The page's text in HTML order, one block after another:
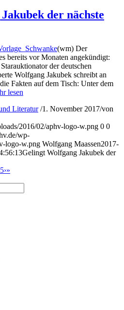
der nächste
(wm) Der
bereits vor Monaten angekündigt:
der deutschen
Wolfgang Jakubek schreibt an
Fakten auf dem Tisch: Unter dem
lesen
Literatur /1. November 2017/von
2016/02/aphv-logo-w.png 0 0
wp-
logo-w.png Wolfgang Maassen2017-
Gelingt Wolfgang Jakubek der
›»